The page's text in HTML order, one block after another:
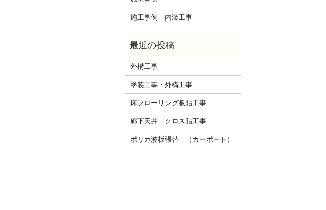
施工事例 内装工事
外構工事
塗装工事・外構工事
床フローリング板貼工事
廊下天井 クロス貼工事
ポリカ波板張替 （カーポート）